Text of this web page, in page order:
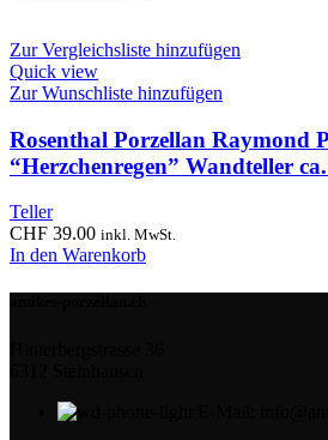
Zur Vergleichsliste hinzufügen
Quick view
Zur Wunschliste hinzufügen
Rosenthal Porzellan Raymond
“Herzchenregen” Wandteller
Teller
CHF 39.00 inkl. MwSt.
In den Warenkorb